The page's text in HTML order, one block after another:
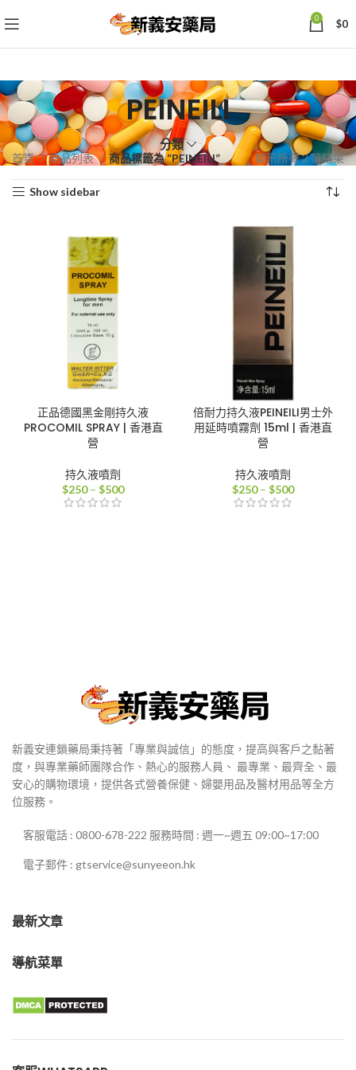
0 $0
PEINEILI
分類
首頁 商品列表 商品標籤為 “PEINEILI” 顯示所有 2 筆結果依
Show sidebar
正品德國黑金剛持久液
PROCOMIL SPRAY | 香港直
營
持久液噴劑
$250 – $500價
倍耐力持久液PEINEILI男士外
用延時噴霧劑 15ml | 香港直
營
持久液噴劑
$250 – $500價
新義安連鎖藥局秉持著「專業與誠信」的態度，提高與客戶之黏著
度，與專業藥師團隊合作、熱心的服務人員、 最專業、最齊全、最
安心的購物環境，提供各式營養保健、婦嬰用品及醫材用品等全方
位服務。
客服電話 : 0800-678-222 服務時間 : 週一~週五 09:00~17:00
電子郵件 : gtservice@sunyeeon.hk
最新文章
導航菜單